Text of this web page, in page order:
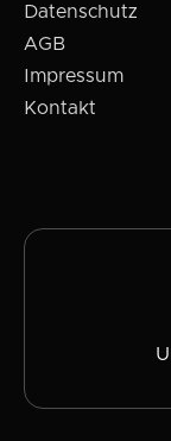
Datenschutz
AGB
Impressum
Kontakt